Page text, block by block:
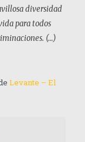
diversidad
para todos
(…)
Levante – El